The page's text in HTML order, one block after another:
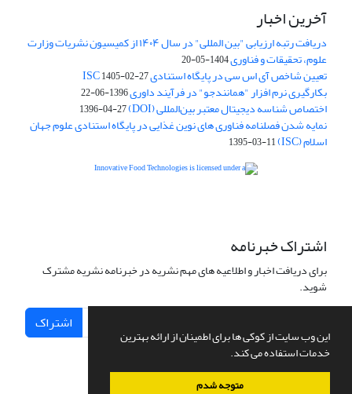
این وب سایت از کوکی ها برای اطمینان از ارائه بهترین
خدمات استفاده می کند.
متوجه شدم
آخرین اخبار
دریافت رتبه ارزیابی "بین المللی" در سال ۱۴۰۴ از کمیسیون نشریات وزارت
علوم، تحقیقات و فناوری1404-05-20
تعیین شاخص آی اس سی در پایگاه استنادی ISC1405-02-27
بکارگیری نرم افزار "همانندجو" در فرآیند داوری1396-06-22
اختصاص شناسه دیجیتال معتبر بین‌المللی (DOI) 1396-04-27
نمایه شدن فصلنامه فناوری های نوین غذایی در پایگاه استنادی علوم جهان
اسلام (ISC) 1395-03-11
اشتراک خبرنامه
برای دریافت اخبار و اطلاعیه های مهم نشریه در خبرنامه نشریه مشترک
شوید.
اشتراک